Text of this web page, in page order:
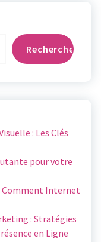
Rechercher
: Les Clés
pour votre
Comment Internet
: Stratégies
en Ligne